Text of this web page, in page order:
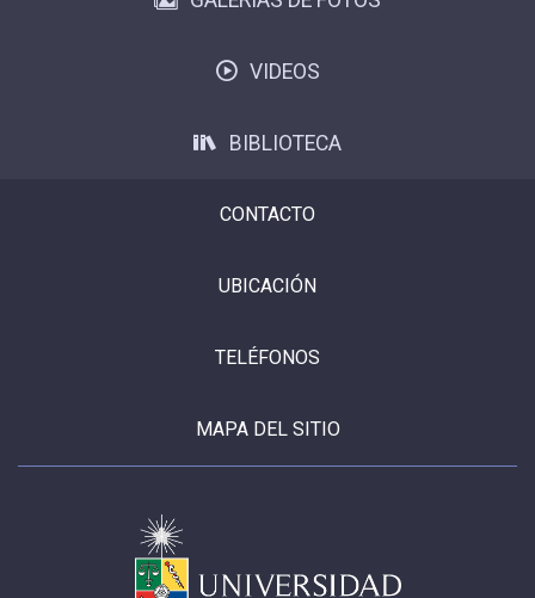
VIDEOS
BIBLIOTECA
CONTACTO
UBICACIÓN
TELÉFONOS
MAPA DEL SITIO